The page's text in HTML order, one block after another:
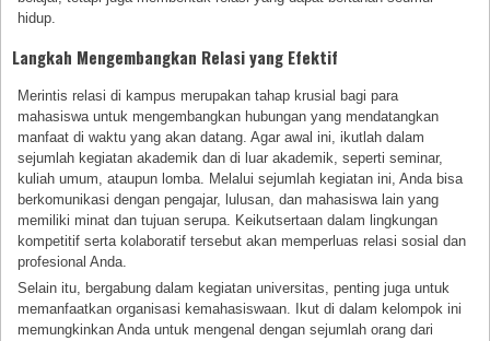
hidup.
Langkah Mengembangkan Relasi yang Efektif
Merintis relasi di kampus merupakan tahap krusial bagi para
mahasiswa untuk mengembangkan hubungan yang mendatangkan
manfaat di waktu yang akan datang. Agar awal ini, ikutlah dalam
sejumlah kegiatan akademik dan di luar akademik, seperti seminar,
kuliah umum, ataupun lomba. Melalui sejumlah kegiatan ini, Anda bisa
berkomunikasi dengan pengajar, lulusan, dan mahasiswa lain yang
memiliki minat dan tujuan serupa. Keikutsertaan dalam lingkungan
kompetitif serta kolaboratif tersebut akan memperluas relasi sosial dan
profesional Anda.
Selain itu, bergabung dalam kegiatan universitas, penting juga untuk
memanfaatkan organisasi kemahasiswaan. Ikut di dalam kelompok ini
memungkinkan Anda untuk mengenal dengan sejumlah orang dari